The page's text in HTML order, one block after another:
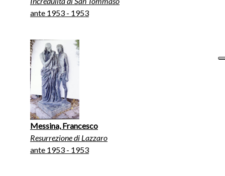
ante 1953 - 1953
Messina, Francesco
Resurrezione di Lazzaro
ante 1953 - 1953